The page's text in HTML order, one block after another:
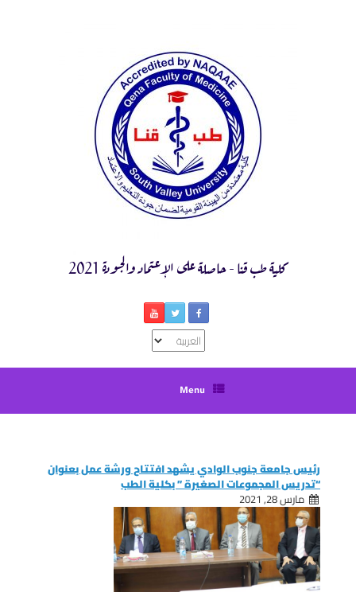
كلية طب قنا - حاصلة على الإعتماد والجودة 2021
اختر
لغة
Menu
رئيس جامعة جنوب الوادي يشهد افتتاح ورشة عمل بعنوان
“تدريس المجموعات الصغيرة ” بكلية الطب
مارس 28, 2021